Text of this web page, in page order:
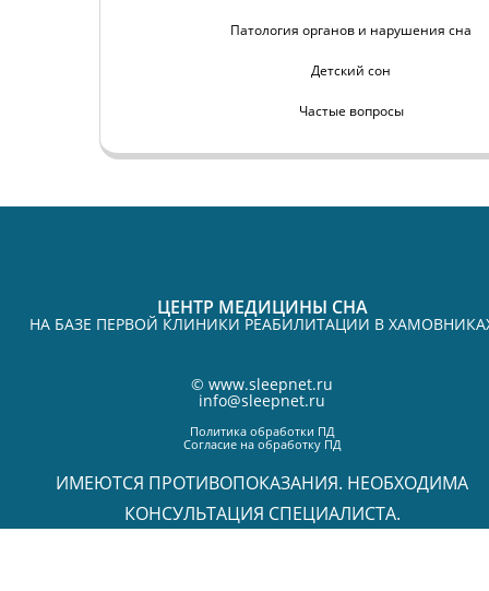
Патология органов и нарушения сна
Детский сон
Частые вопросы
ЦЕНТР МЕДИЦИНЫ СНА
НА БАЗЕ ПЕРВОЙ КЛИНИКИ РЕАБИЛИТАЦИИ В
© www.sleepnet.ru
info@sleepnet.ru
Политика обработки ПД
Согласие на обработку ПД
ИМЕЮТСЯ ПРОТИВОПОКАЗАНИЯ. НЕОБХОДИМА
КОНСУЛЬТАЦИЯ СПЕЦИАЛИСТА.